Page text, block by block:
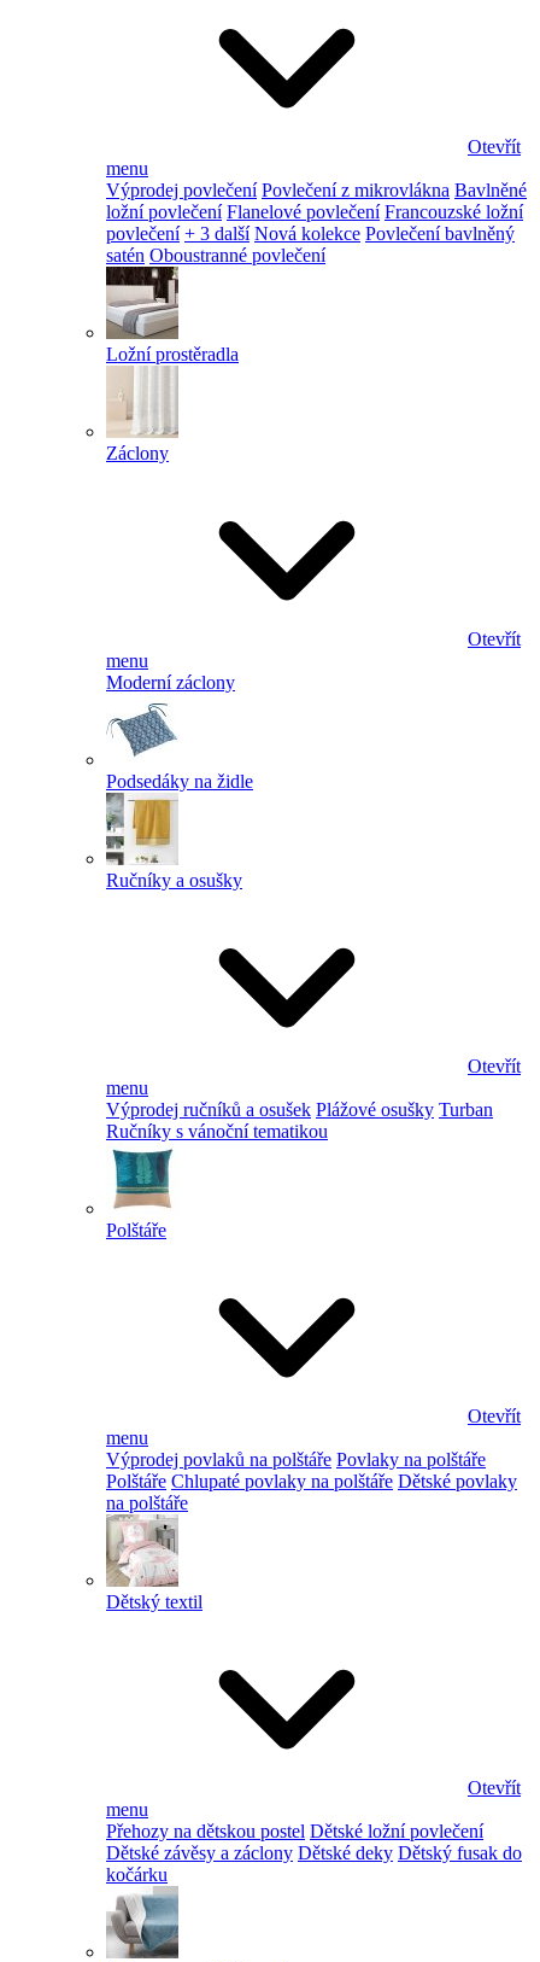
Otevřít
menu
Výprodej povlečení Povlečení z mikrovlákna Bavlněné
ložní povlečení Flanelové povlečení Francouzské ložní
povlečení + 3 další Nová kolekce Povlečení bavlněný
satén Oboustranné povlečení
Ložní prostěradla
Záclony
Otevřít
menu
Moderní záclony
Podsedáky na židle
Ručníky a osušky
Otevřít
menu
Výprodej ručníků a osušek Plážové osušky Turban
Ručníky s vánoční tematikou
Polštáře
Otevřít
menu
Výprodej povlaků na polštáře Povlaky na polštáře
Polštáře Chlupaté povlaky na polštáře Dětské povlaky
na polštáře
Dětský textil
Otevřít
menu
Přehozy na dětskou postel Dětské ložní povlečení
Dětské závěsy a záclony Dětské deky Dětský fusak do
kočárku